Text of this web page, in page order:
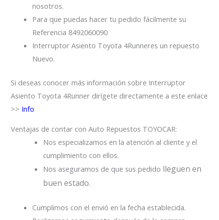
nosotros.
Para que puedas hacer tu pedido fácilmente su
Referencia 8492060090
Interruptor Asiento Toyota 4Runneres un repuesto
Nuevo.
Si deseas conocer más información sobre Interruptor
Asiento Toyota 4Runner dirígete directamente a este enlace
>> Info
Ventajas de contar con Auto Repuestos TOYOCAR:
Nos especializamos en la atención al cliente y el
cumplimiento con ellos.
Nos aseguramos de que sus pedido lleguen en
buen estado.
Cumplimos con el envió en la fecha establecida.